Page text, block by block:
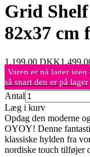
Grid
82x37 cm
1.199,00 DKK
Varen er på lager
så snart den er på lager
Antal
Læg i kurv
Opdag den moderne
OYOY! Denne
klassiske hylden fra
nordiske touch tilføjer